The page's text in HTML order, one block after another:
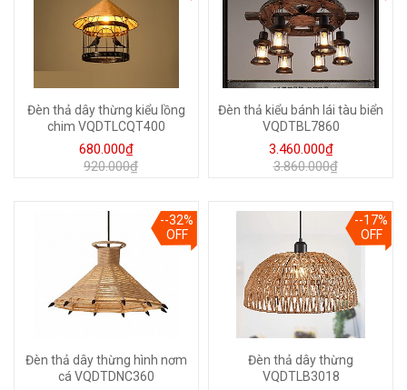
Đèn thả dây thừng kiểu lồng
chim VQDTLCQT400
680.000₫
920.000₫
Đèn thả kiểu bánh lái tàu biển
VQDTBL7860
3.460.000₫
3.860.000₫
--32%
OFF
Đèn thả dây thừng hình nơm
cá VQDTDNC360
--17%
OFF
Đèn thả dây thừng
VQDTLB3018